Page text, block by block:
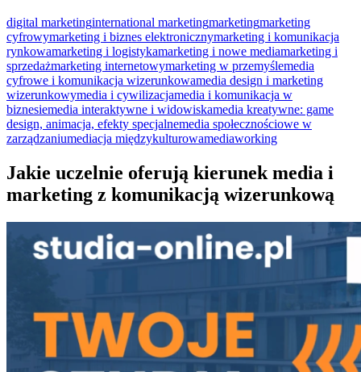
digital marketinginternational marketingmarketingmarketing
cyfrowymarketing i biznes elektronicznymarketing i komunikacja
rynkowamarketing i logistykamarketing i nowe mediamarketing i
sprzedażmarketing internetowymarketing w przemyślemedia
cyfrowe i komunikacja wizerunkowamedia design i marketing
wizerunkowymedia i cywilizacjamedia i komunikacja w
biznesiemedia interaktywne i widowiskamedia kreatywne: game
design, animacja, efekty specjalnemedia społecznościowe w
zarządzaniumediacja międzykulturowamediaworking
Jakie uczelnie oferują kierunek media i
marketing z komunikacją wizerunkową